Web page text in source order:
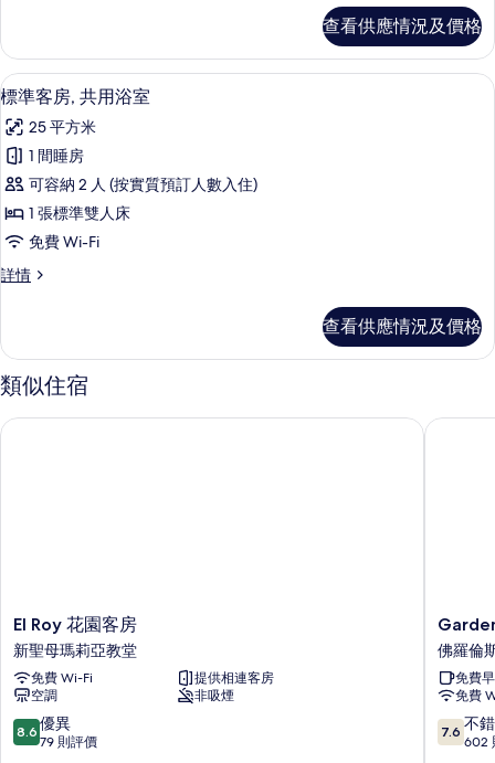
用
浴
室
的
相
片
詳
情
用
浴
室
的
相
片
用
浴
室
情
查看供應情況及價格
載
入
所
有
標
準
房,
用
浴
室
的
標準客房, 共用浴室 | 書桌、遮光窗簾
13
標準客房, 共用浴室
25 平方米
1 間睡房
可容納 2 人 (按實質預訂人數入住)
1 張標準雙人床
免費 Wi-Fi
詳情
標
共
用
浴
詳
查看供應情況及價格
類似住宿
El
Roy
花
園
客
房
新
El Roy 花園客房
新聖母瑪莉亞教堂
免費 Wi-Fi
提供相連客房
空調
非吸煙
8.6
分
8.6 優異
79 則評價
El Roy 花園客房
Garden
Blue
佛
羅
倫
斯
歷
佛羅倫
免費
免費
7.6
分
7.6 不錯
602
Garden